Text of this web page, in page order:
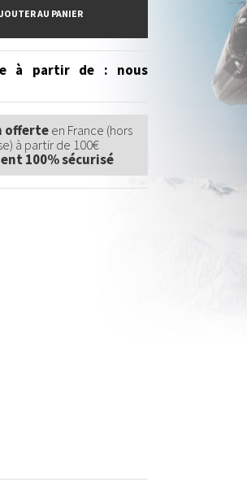
AU PANIER
à partir de : nous
offerteen France (hors
à partir de 100€
100% sécurisé